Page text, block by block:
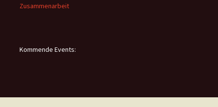
Zusammenarbeit
Kommende Events: